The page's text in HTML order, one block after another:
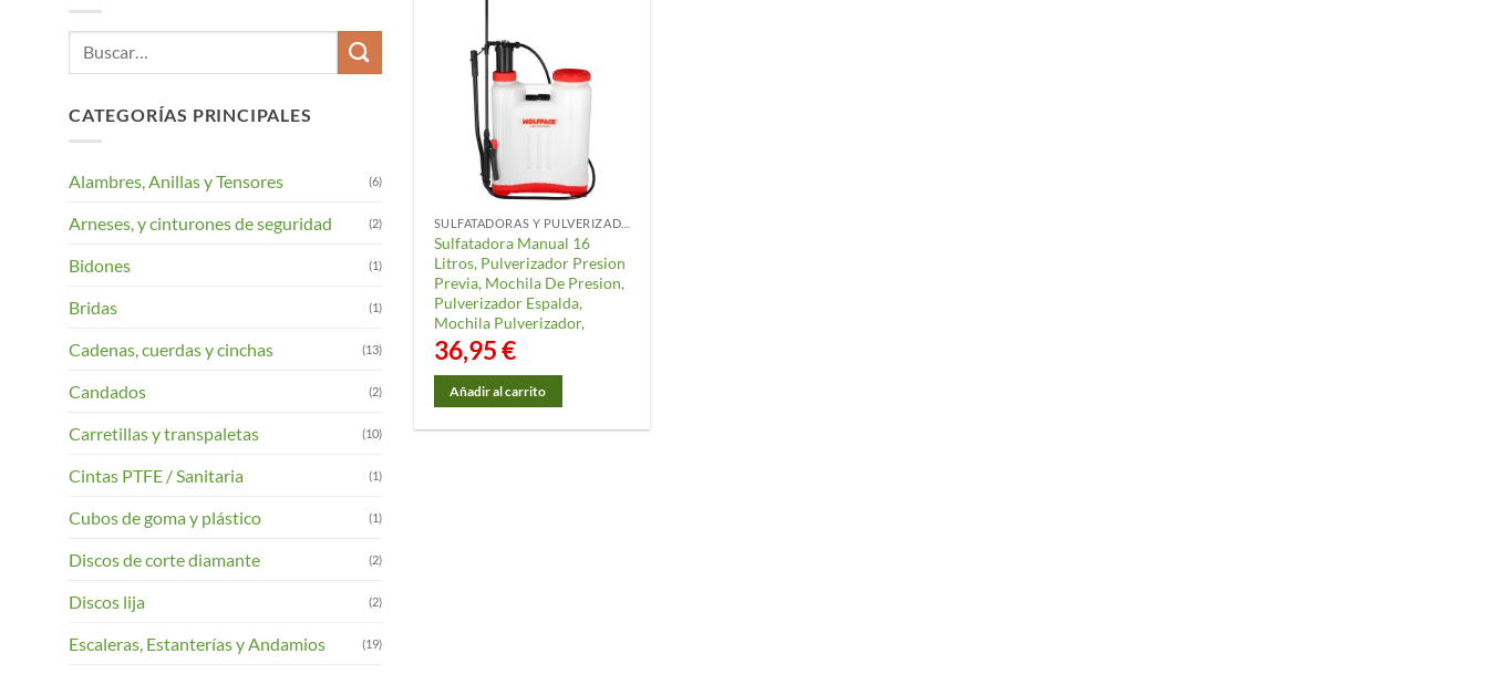
Buscar
CATEGORÍAS PRINCIPALES
Alambres, Anillas y Tensores (6)
Arneses, y cinturones de seguridad (2)
Bidones (1)
Bridas (1)
Cadenas, cuerdas y cinchas (13)
Candados (2)
Carretillas y transpaletas (10)
Cintas PTFE / Sanitaria (1)
Cubos de goma y plástico (1)
Discos de corte diamante (2)
Discos lija (2)
Escaleras, Estanterías y Andamios (19)
Sulfatadora Manual 16
Litros, Pulverizador Presion
Previa, Mochila De Presion,
Pulverizador Espalda,
Mochila Pulverizador,
36,95€
Añadir al carrito